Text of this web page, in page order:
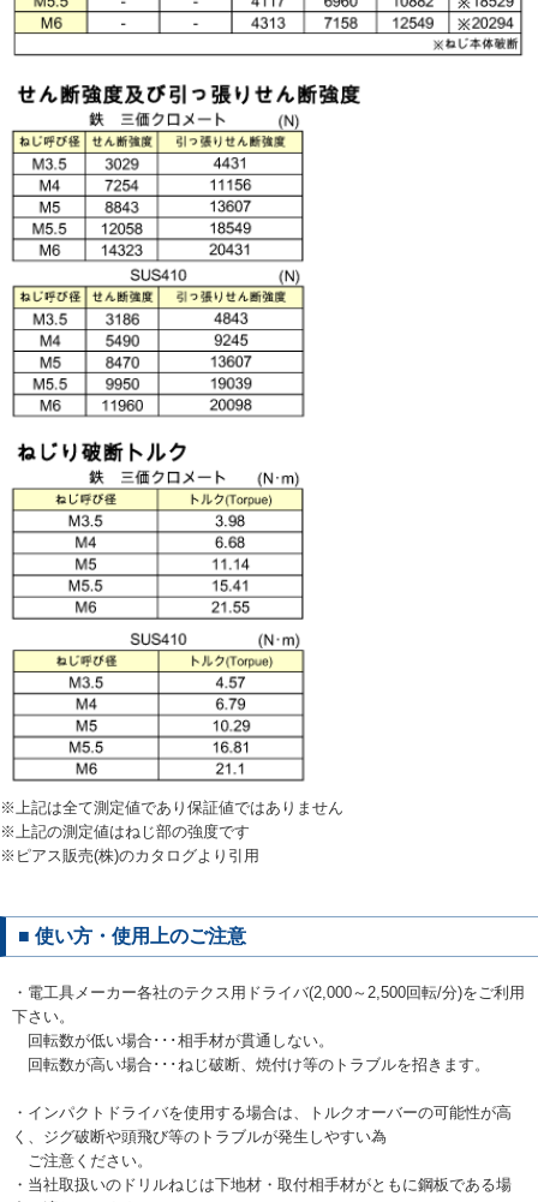
※上記は全て測定値であり保証値ではありません
※上記の測定値はねじ部の強度です
※ピアス販売(株)のカタログより引用
■ 使い方・使用上のご注意
・電工具メーカー各社のテクス用ドライバ(2,000～2,500回転/分)をご利用
下さい。
回転数が低い場合･･･相手材が貫通しない。
回転数が高い場合･･･ねじ破断、焼付け等のトラブルを招きます。
・インパクトドライバを使用する場合は、トルクオーバーの可能性が高
く、ジグ破断や頭飛び等のトラブルが発生しやすい為
ご注意ください。
・当社取扱いのドリルねじは下地材・取付相手材がともに鋼板である場